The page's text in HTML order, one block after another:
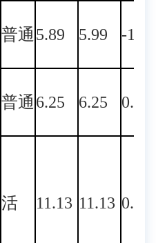
普通 5.89 5.99 -
普通 6.25 6.25 0.00
活 11.13 11.13 0.00